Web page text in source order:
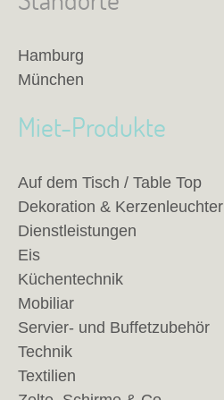
Hamburg
München
Miet-Produkte
Auf dem Tisch / Table Top
Dekoration & Kerzenleuchter
Dienstleistungen
Eis
Küchentechnik
Mobiliar
Servier- und Buffetzubehör
Technik
Textilien